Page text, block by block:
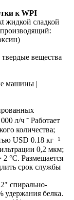
к WPI
жидкой сладкой
вещества
машины |
л/ч ⁻ Работает
количества;
USD 0.18 кг ⁻¹ |
0,2 мкм;
°C. Размещается
срок службы
спирально-
удержания белка.